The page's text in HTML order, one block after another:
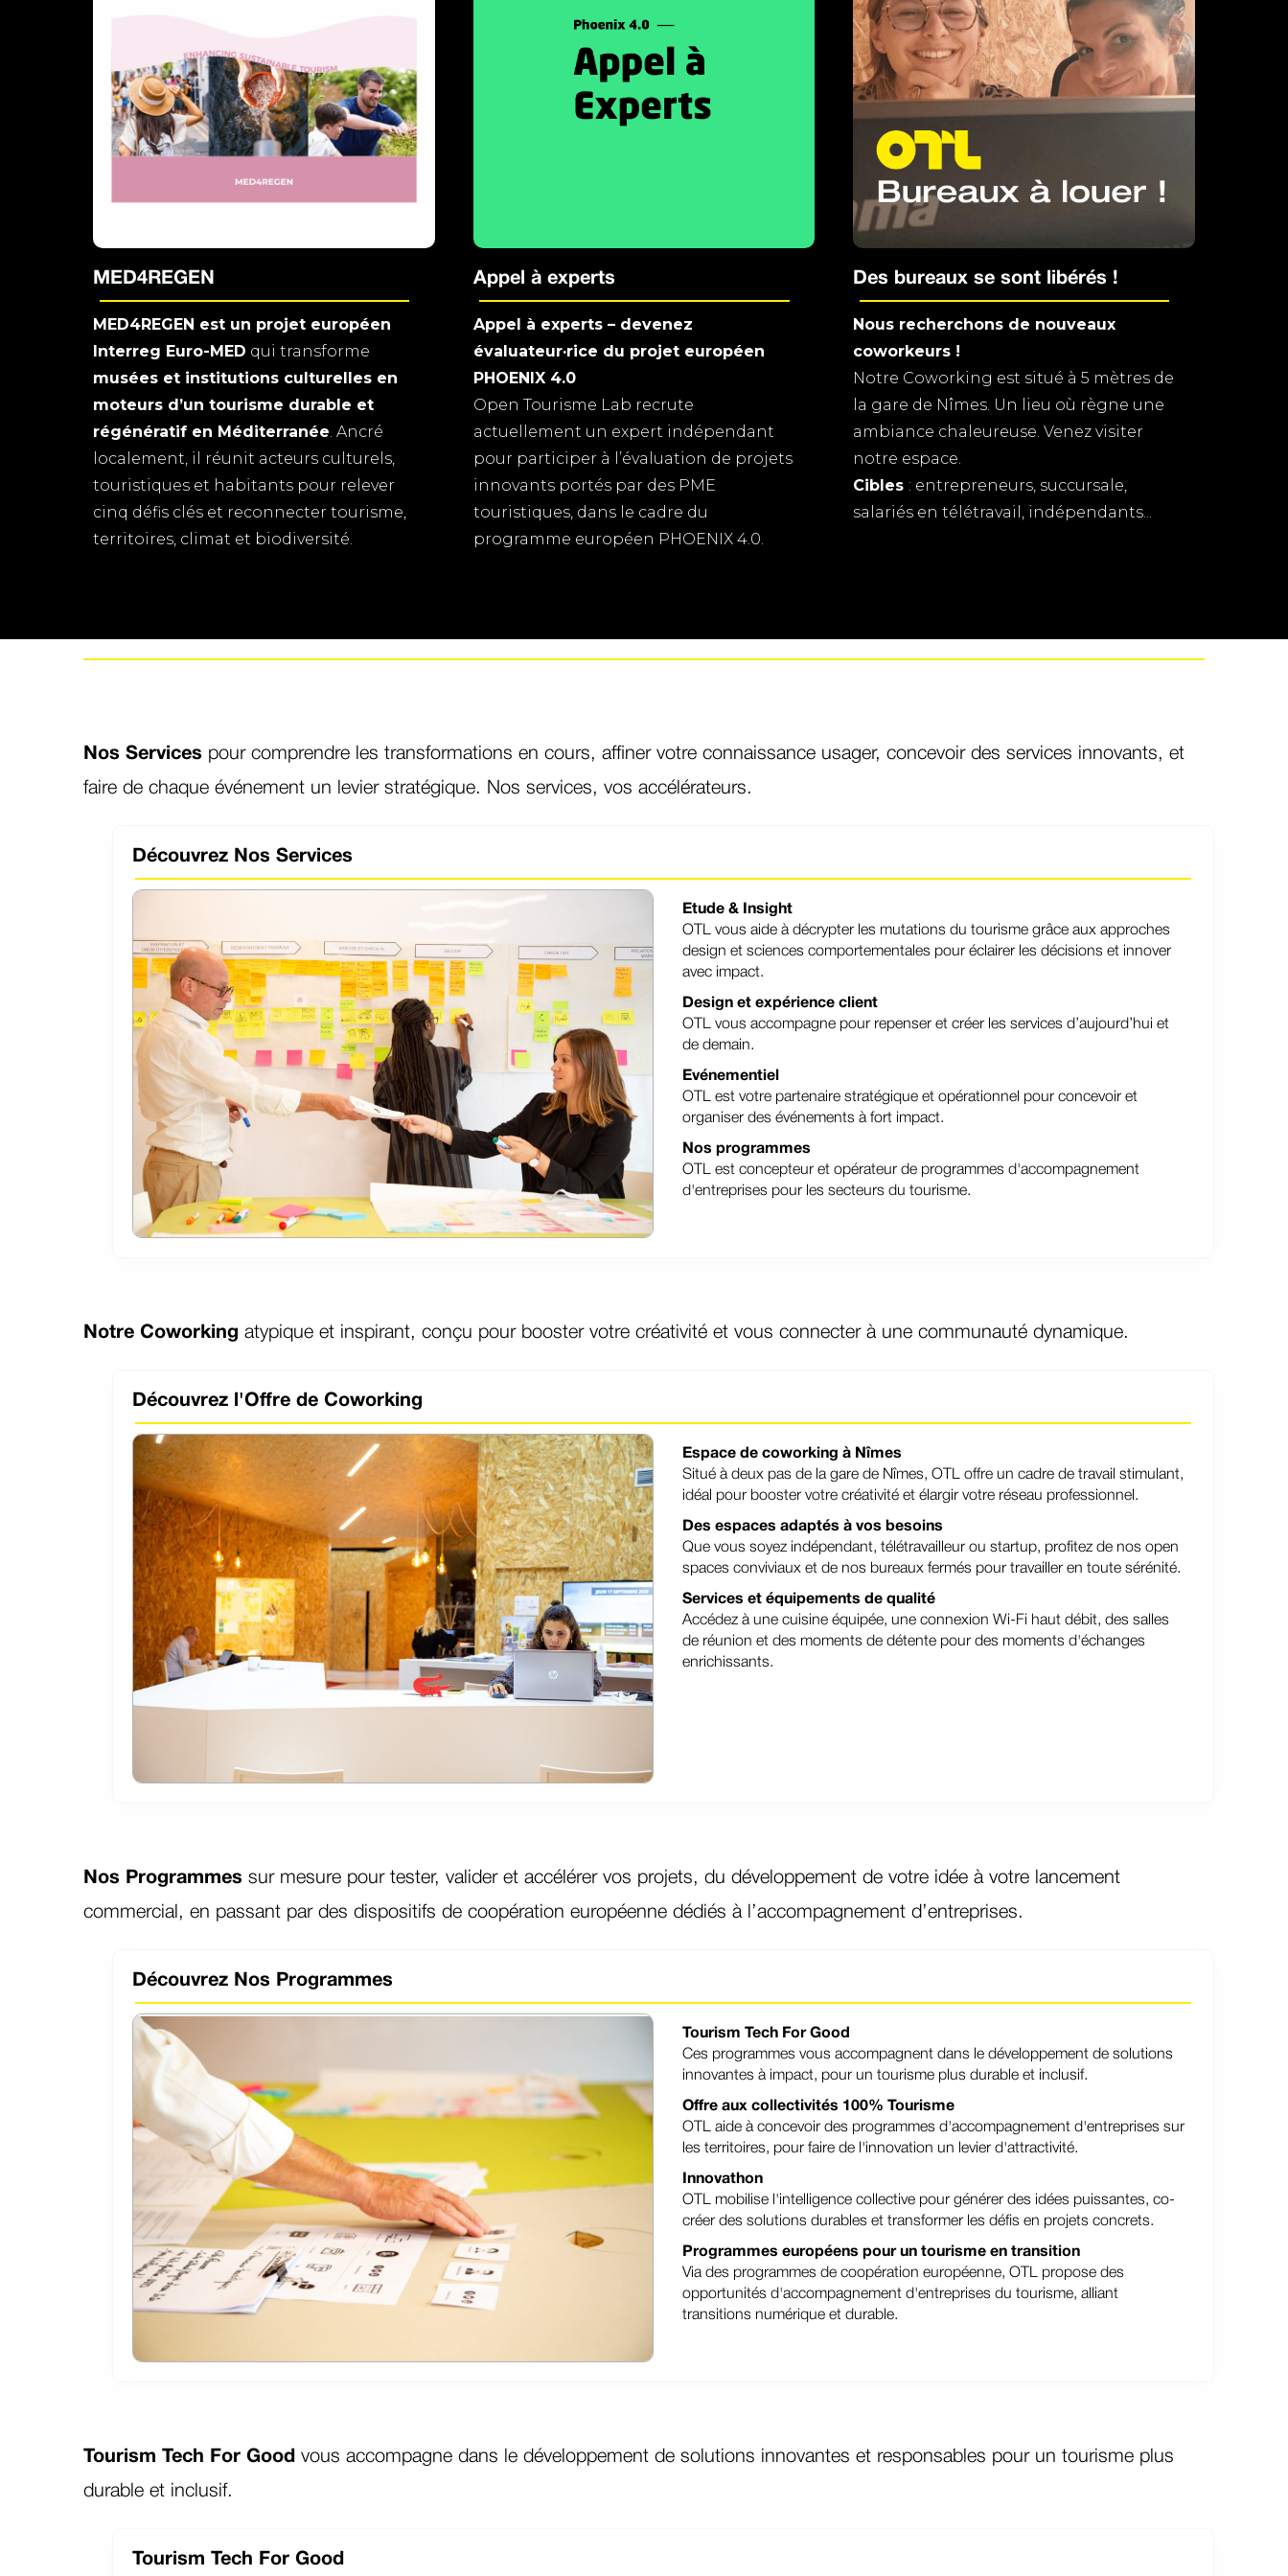
MED4REGEN
MED4REGEN est un projet européen
Interreg Euro-MED qui transforme
musées et institutions culturelles en
moteurs d’un tourisme durable et
régénératif en Méditerranée . Ancré
localement, il réunit acteurs culturels,
touristiques et habitants pour relever
cinq défis clés et reconnecter tourisme,
territoires, climat et biodiversité.
Appel à experts
Appel à experts – devenez
évaluateur·rice du projet européen
PHOENIX 4.0
Open Tourisme Lab recrute
actuellement un expert indépendant
pour participer à l’évaluation de projets
innovants portés par des PME
touristiques, dans le cadre du
programme européen PHOENIX 4.0.
Des bureaux se sont libérés !
Nous recherchons de nouveaux
coworkeurs !
Notre Coworking est situé à 5 mètres de
la gare de Nîmes. Un lieu où règne une
ambiance chaleureuse. Venez visiter
notre espace.
Cibles : entrepreneurs, succursale,
salariés en télétravail, indépendants...
Nos Services pour comprendre les transformations en cours, affiner votre connaissance usager, concevoir des services innovants, et
faire de chaque événement un levier stratégique. Nos services, vos accélérateurs.
Découvrez Nos Services
Etude & Insight
OTL vous aide à décrypter les mutations du tourisme grâce aux approches
design et sciences comportementales pour éclairer les décisions et innover
avec impact.
Design et expérience client
OTL vous accompagne pour repenser et créer les services d’aujourd’hui et
de demain.
Evénementiel
OTL est votre partenaire stratégique et opérationnel pour concevoir et
organiser des événements à fort impact.
Nos programmes
OTL est concepteur et opérateur de programmes d'accompagnement
d'entreprises pour les secteurs du tourisme.
Notre Coworking atypique et inspirant, conçu pour booster votre créativité et vous connecter à une communauté dynamique.
Découvrez l'Offre de Coworking
Espace de coworking à Nîmes
Situé à deux pas de la gare de Nîmes, OTL offre un cadre de travail stimulant,
idéal pour booster votre créativité et élargir votre réseau professionnel.
Des espaces adaptés à vos besoins
Que vous soyez indépendant, télétravailleur ou startup, profitez de nos open
spaces conviviaux et de nos bureaux fermés pour travailler en toute sérénité.
Services et équipements de qualité
Accédez à une cuisine équipée, une connexion Wi-Fi haut débit, des salles
de réunion et des moments de détente pour des moments d'échanges
enrichissants. ​
Nos Programmes sur mesure pour tester, valider et accélérer vos projets, du développement de votre idée à votre lancement
commercial, en passant par des dispositifs de coopération européenne dédiés à l’accompagnement d’entreprises.
Découvrez Nos Programmes
Tourism Tech For Good
Ces programmes vous accompagnent dans le développement de solutions
innovantes à impact, pour un tourisme plus durable et inclusif.
Offre aux collectivités 100% Tourisme
OTL aide à concevoir des programmes d'accompagnement d'entreprises sur
les territoires, pour faire de l'innovation un levier d'attractivité.
Innovathon
OTL mobilise l'intelligence collective pour générer des idées puissantes, co-
créer des solutions durables et transformer les défis en projets concrets.
Programmes européens pour un tourisme en transition
Via des programmes de coopération européenne, OTL propose des
opportunités d'accompagnement d'entreprises du tourisme, alliant
transitions numérique et durable.
Tourism Tech For Good vous accompagne dans le développement de solutions innovantes et responsables pour un tourisme plus
durable et inclusif.
Tourism Tech For Good